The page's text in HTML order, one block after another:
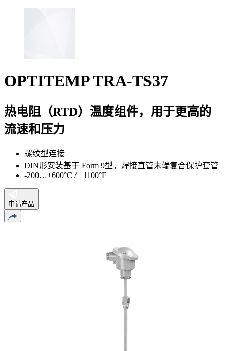
OPTITEMP TRA-TS37
热电阻（RTD）温度组件，用于更高的
流速和压力
螺纹型连接
DIN形安装基于 Form 9型，焊接直管末端复合保护套管
-200…+600°C / +1100°F
申请产品